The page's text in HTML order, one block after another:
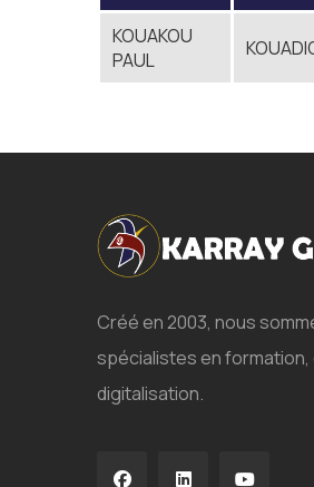
KOUAKOU
PAUL
Créé en 2003, nous
spécialistes en
digitalisation.